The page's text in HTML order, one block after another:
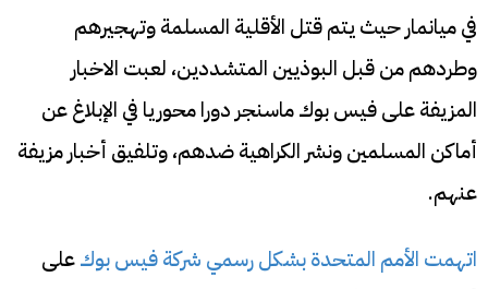
في ميانمار حيث يتم قتل الأقلية المسلمة وتهجيرهم
وطردهم من قبل البوذيين المتشددين، لعبت الاخبار
المزيفة على فيس بوك ماسنجر دورا محوريا في الإبلاغ عن
أماكن المسلمين ونشر الكراهية ضدهم، وتلفيق أخبار مزيفة
عنهم.
اتهمت الأمم المتحدة بشكل رسمي شركة فيس بوكعلى